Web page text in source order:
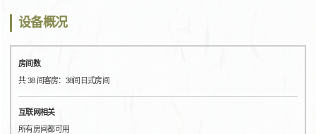
设备概况
房间数
共 38 间客房：38间日式房间
互联网相关
所有房间都可用